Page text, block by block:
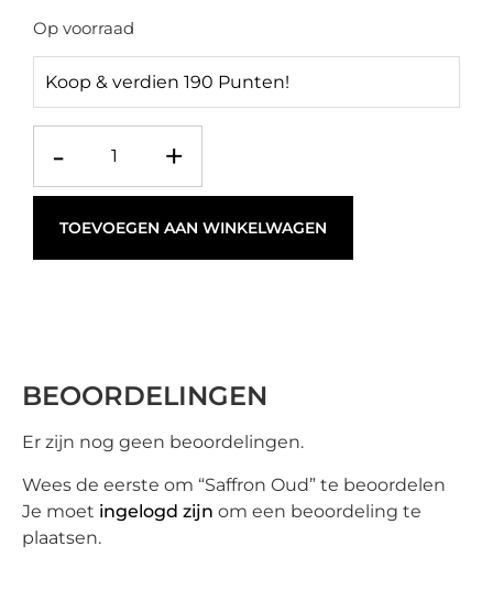
Op voorraad
Koop & verdien 190 Punten!
- +
TOEVOEGEN AAN WINKELWAGEN
BEOORDELINGEN
Er zijn nog geen beoordelingen.
Wees de eerste om “Saffron Oud” te beoordelen
Je moet ingelogd zijn om een beoordeling te
plaatsen.